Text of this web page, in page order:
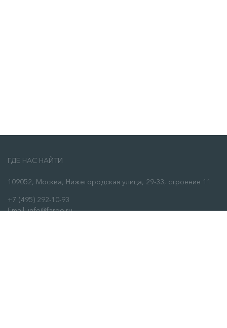
ГДЕ НАС НАЙТИ
109052, Москва, Нижегородская улица, 29-33, строение 11
+7 (495) 292-10-93
Email: info@fargo.ru